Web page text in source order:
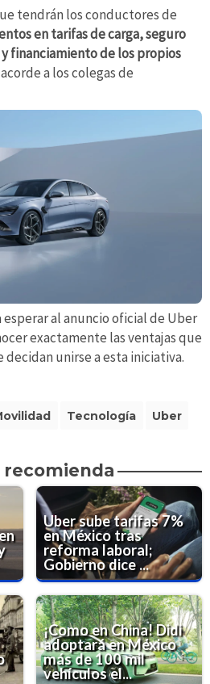
tendrán los conductores de
en tarifas de carga, seguro
financiamiento de los propios
a los colegas de
esperar al anuncio oficial de Uber
exactamente las ventajas que
unirse a esta iniciativa.
Tecnología Uber
recomienda
Uber sube tarifas 7%
en México tras
reforma laboral;
Gobierno dice ...
¡Como en China! Didi
adoptará en México
más de 100 mil
vehículos el...